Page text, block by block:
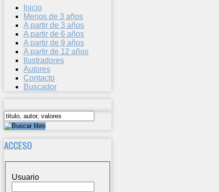
Inicio
Menos de 3 años
A partir de 3 años
A partir de 6 años
A partir de 9 años
A partir de 12 años
Ilustradores
Autores
Contacto
Buscador
ACCESO
Usuario